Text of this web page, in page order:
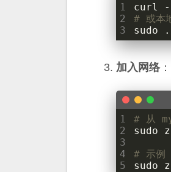
1
2
3
curl -
# 或本
sudo
加入网络：
1
2
3
4
5
# 从
# 示例
sudo